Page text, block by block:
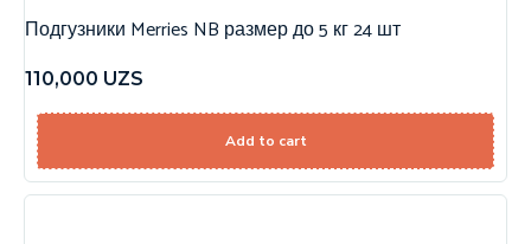
Подгузники Merries NB размер до 5 кг 24 шт
110,000 UZS
Add to cart